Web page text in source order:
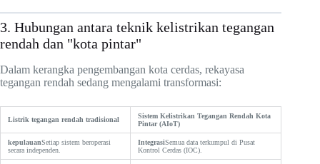
3. Hubungan antara teknik kelistrikan tegangan
rendah dan "kota pintar"
Dalam kerangka pengembangan kota cerdas, rekayasa
tegangan rendah sedang mengalami transformasi:
Listrik tegangan rendah tradisional
Sistem Kelistrikan Tegangan Rendah Kota
Pintar (AIoT)
kepulauanSetiap sistem beroperasi
secara independen.
IntegrasiSemua data terkumpul di Pusat
Kontrol Cerdas (IOC).